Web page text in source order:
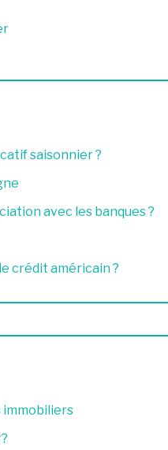
saisonnier ?
avec les banques ?
crédit américain ?